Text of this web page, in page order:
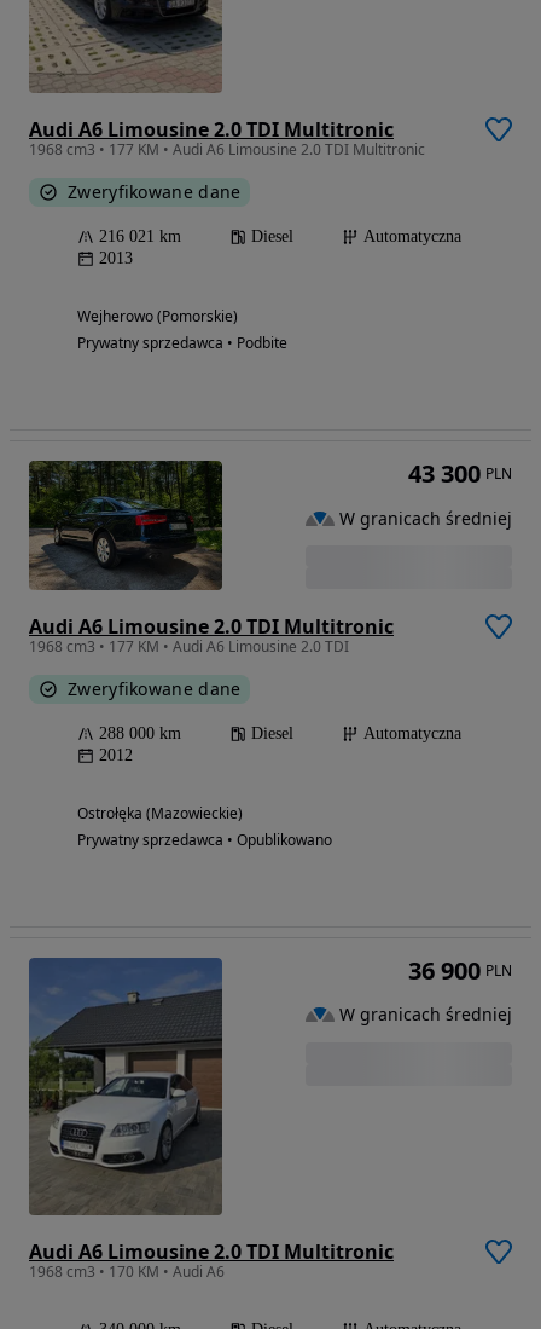
Audi A6 Limousine 2.0 TDI Multitronic
1968 cm3 • 177 KM • Audi A6 Limousine 2.0 TDI Multitronic
Zweryfikowane dane
216 021 km Diesel
Automatyczna
2013
Wejherowo (Pomorskie)
Prywatny sprzedawca • Podbite
Audi A6 Limousine 2.0 TDI Multitronic
1968 cm3 • 177 KM • Audi A6 Limousine 2.0 TDI
Zweryfikowane dane
288 000 km Diesel
Automatyczna
2012
Ostrołęka (Mazowieckie)
Prywatny sprzedawca • Opublikowano
43 300 PLN
W granicach średniej
Audi A6 Limousine 2.0 TDI Multitronic
1968 cm3 • 170 KM • Audi A6
36 900 PLN
W granicach średniej